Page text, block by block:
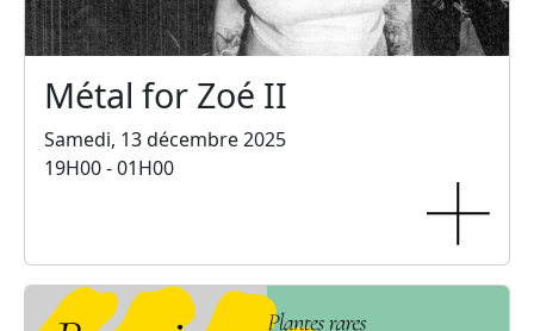
Métal for Zoé II
Samedi, 13 décembre 2025
19H00 - 01H00